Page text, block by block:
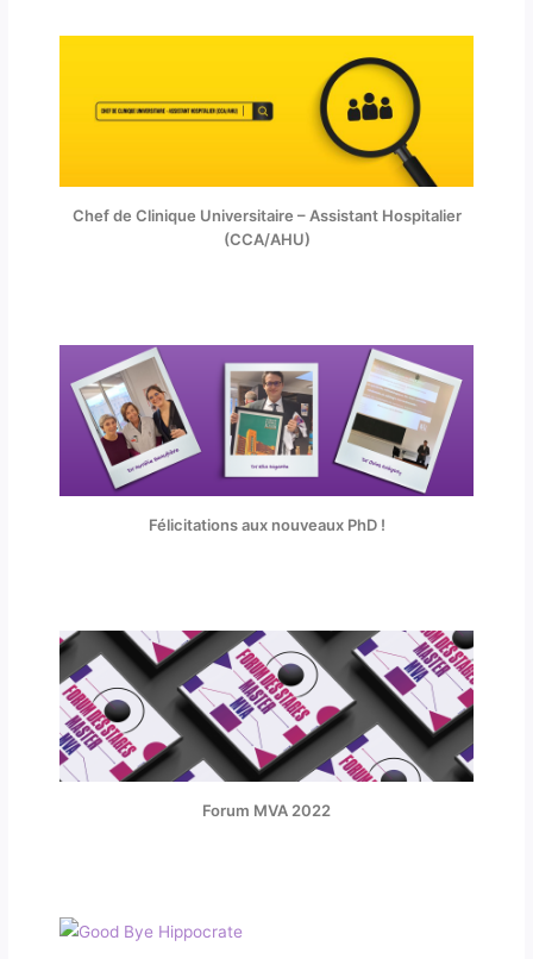
Chef de Clinique Universitaire – Assistant Hospitalier
(CCA/AHU)
Félicitations aux nouveaux PhD !
Forum MVA 2022